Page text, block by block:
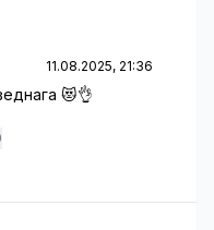
11.08.2025, 21:36
😻👌